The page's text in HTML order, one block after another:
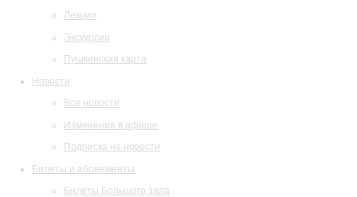
Лекции
Экскурсии
Пушкинская карта
Новости
Все новости
Изменения в афише
Подписка на новости
Билеты и абонементы
Билеты Большого зала